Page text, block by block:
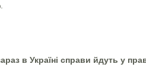
в Україні справи йдуть у